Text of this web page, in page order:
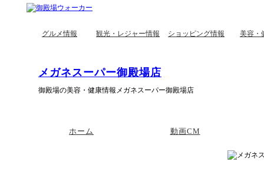
グルメ情報 観光・レジャー情報 ショッピング情報 美容・
メガネスーパー御殿場店
御殿場の美容・健康情報メガネスーパー御殿場店
ホーム 動画CM